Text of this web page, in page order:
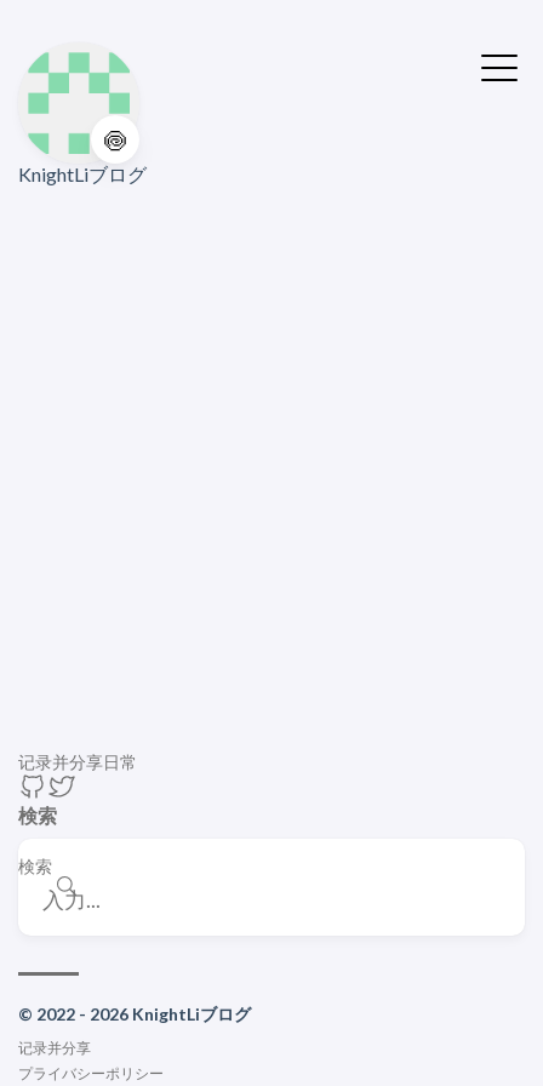
🍥
KnightLiブログ
记录并分享日常
検索
検索
© 2022 - 2026 KnightLiブログ
记录并分享
プライバシーポリシー